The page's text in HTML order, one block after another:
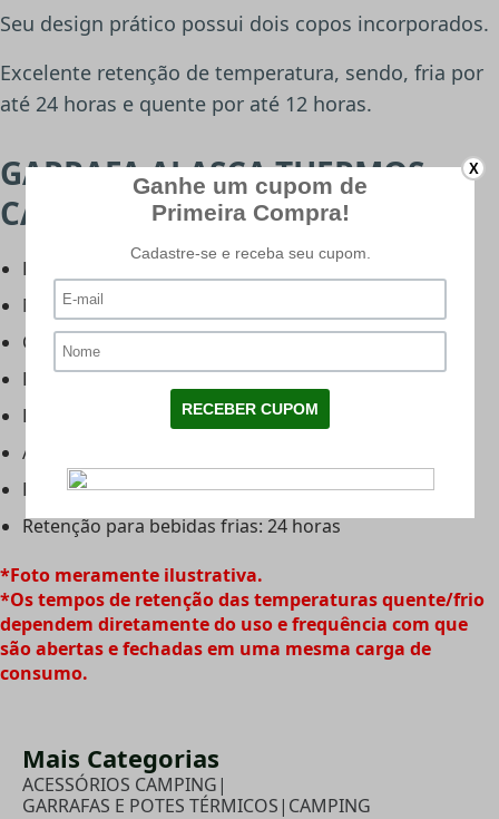
Seu design prático possui dois copos incorporados.
Excelente retenção de temperatura, sendo, fria por
até 24 horas e quente por até 12 horas.
GARRAFA ALASCA THERMOS -
CARACTERÍSTICAS:
Fabricante: Thermos
Modelo: Alasca
Cor: Preta
Peso: 820g
Largura: 7,5cm
Altura: 30,6cm
Retenção para bebidas quentes: 12 Horas
Retenção para bebidas frias: 24 horas
*Foto meramente ilustrativa.
*​Os tempos de retenção das temperaturas quente/frio
dependem diretamente do uso e frequência com que
são abertas e fechadas em uma mesma carga de
consumo.
Mais Categorias
ACESSÓRIOS CAMPING|
GARRAFAS E POTES TÉRMICOS| CAMPING
X